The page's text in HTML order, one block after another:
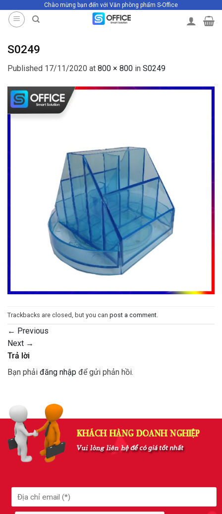
Chào mừng bạn đến với Văn phòng phẩm S-Office
S0249
Published 17/11/2020 at 800 × 800 in S0249
Trackbacks are closed, but you can post a comment
← Previous
Next →
Trả lời
Bạn phải đăng nhập để gửi phản hồi.